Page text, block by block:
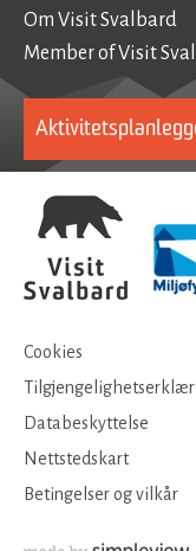
Om Visit Svalbard
Member of Visit
Cookies
Databeskyttelse
Nettstedskart
Betingelser og vilkår